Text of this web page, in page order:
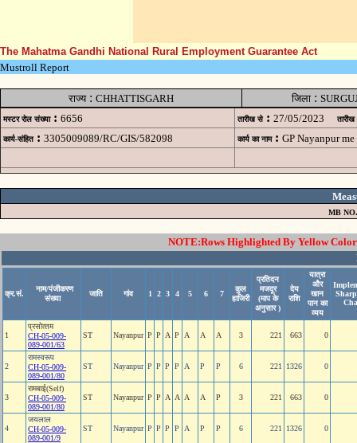
The Mahatma Gandhi National Rural Employment Guarantee Act
Mustroll Report
राज्य: CHHATTISGARH जिला:
मस्टर रोल संख्या : 6656 तारीख से : 27/05/2023 तारीख
कार्य-संहित : 3305009089/RC/GIS/582098 कार्य का नाम : GP Nayanpur
MB NO.
NOTE:Rows Highlighted By Yellow
क्र.सं.
नाम/पंजीकरण
संख्या
जाति गांव 1 2 3 4 5 6 7
कुल
हाजिरी
प्रतिदन
मजदूर
(माप के
अनुसार )
देय
राशि
यात्रा
और
खान
पान का
व्यय
1
प्रसोत्‍तम
CH-05-009-
089-001/63
ST Nayanpur P P A P A A A 3 221 663 0
2
रामस्‍वरूप
CH-05-009-
089-001/80
ST Nayanpur P P P P A P P 6 221 1326 0
3
रामबाई(Self)
CH-05-009-
089-001/80
ST Nayanpur P P A A A A P 3 221 663 0
4
जयलाल
CH-05-009-
089-001/9
ST Nayanpur P P P P A P P 6 221 1326 0